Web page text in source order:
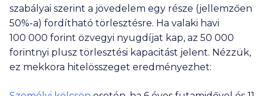
szabályai szerint a jövedelem egy része (jellemzően
50%-a) fordítható törlesztésre. Ha valaki havi
100 000 forint özvegyi nyugdíjat kap, az 50 000
forintnyi plusz törlesztési kapacitást jelent. Nézzük,
ez mekkora hitelösszeget eredményezhet: